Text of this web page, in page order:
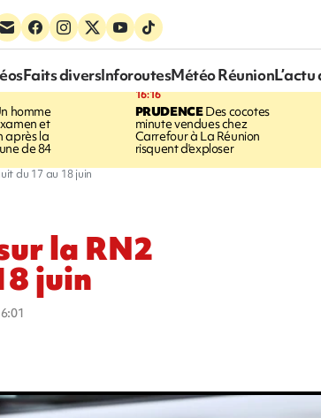
Faits diversInforoutesMétéo Réunion
homme
et
après la
de 84
16:16
PRUDENCEDes cocotes
minute vendues chez
Carrefour à La Réunion
risquent d'exploser
du 17 au 18 juin
la RN2
juin